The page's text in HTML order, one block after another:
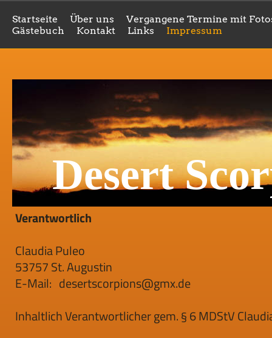
Startseite Über uns
Vergangene Termine mit
Gästebuch
Kontakt Links Impressum
Desert
Verantwortlich
Claudia Puleo
53757 St. Augustin
E-Mail: desertscorpions@gmx.de
Inhaltlich Verantwortlicher gem. § 6 MDStV